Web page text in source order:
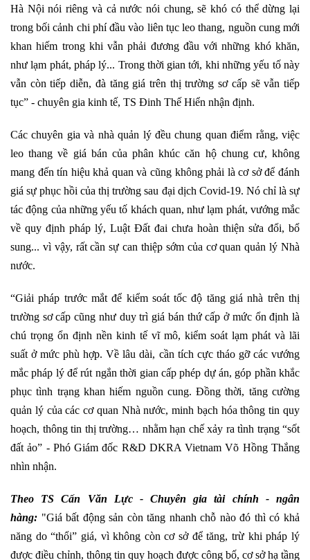
Hà Nội nói riêng và cả nước nói chung, sẽ khó có thể dừng lại
trong bối cảnh chi phí đầu vào liên tục leo thang, nguồn cung mới
khan hiếm trong khi vẫn phải đương đầu với những khó khăn,
như lạm phát, pháp lý... Trong thời gian tới, khi những yếu tố này
vẫn còn tiếp diễn, đà tăng giá trên thị trường sơ cấp sẽ vẫn tiếp
tục” - chuyên gia kinh tế, TS Đinh Thế Hiển nhận định.
Các chuyên gia và nhà quản lý đều chung quan điểm rằng, việc
leo thang về giá bán của phân khúc căn hộ chung cư, không
mang đến tín hiệu khả quan và cũng không phải là cơ sở để đánh
giá sự phục hồi của thị trường sau đại dịch Covid-19. Nó chỉ là sự
tác động của những yếu tố khách quan, như lạm phát, vướng mắc
về quy định pháp lý, Luật Đất đai chưa hoàn thiện sửa đổi, bổ
sung... vì vậy, rất cần sự can thiệp sớm của cơ quan quản lý Nhà
nước.
“Giải pháp trước mắt để kiểm soát tốc độ tăng giá nhà trên thị
trường sơ cấp cũng như duy trì giá bán thứ cấp ở mức ổn định là
chú trọng ổn định nền kinh tế vĩ mô, kiểm soát lạm phát và lãi
suất ở mức phù hợp. Về lâu dài, cần tích cực tháo gỡ các vướng
mắc pháp lý để rút ngắn thời gian cấp phép dự án, góp phần khắc
phục tình trạng khan hiếm nguồn cung. Đồng thời, tăng cường
quản lý của các cơ quan Nhà nước, minh bạch hóa thông tin quy
hoạch, thông tin thị trường… nhằm hạn chế xảy ra tình trạng “sốt
đất ảo” - Phó Giám đốc R&D DKRA Vietnam Võ Hồng Thắng
nhìn nhận.
Theo TS Cấn Văn Lực - Chuyên gia tài chính - ngân
hàng: "Giá bất động sản còn tăng nhanh chỗ nào đó thì có khả
năng do “thổi” giá, vì không còn cơ sở để tăng, trừ khi pháp lý
được điều chỉnh, thông tin quy hoạch được công bố, cơ sở hạ tầng